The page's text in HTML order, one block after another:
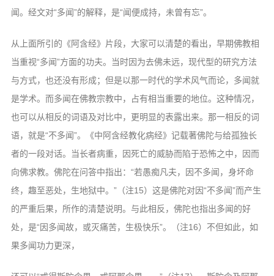
闻。经文对“多闻”的解释，是“闻便成持，未曾有忘”。
从上面所引的《阿含经》片段，大家可以清楚的看出，早期佛教相
当重视“多闻”方面的功夫。当时因为去佛未远，现代型的研究方法
与方式，也还没有形成；但是以那一时代的学术风气而论，多闻就
是学术。而多闻在佛教宗教中，占有相当重要的地位。这种情况，
也可以从相反的词语及对比中，更明显的表露出来。那一相反的词
语，就是“不多闻”。《中阿含经教化病经》记载著佛陀与给孤独长
者的一段对话。当长者病重，因死亡的威胁而陷于恐怖之中，因而
向佛求教。佛陀在问答中指出：“若愚痴凡夫，因不多闻，身坏命
终，趣至恶处，生地狱中。”（注15）这是佛陀对因“不多闻”而产生
的严重后果，所作的清楚说明。与此相反，佛陀也指出多闻的好
处，是“因多闻故，或灭痛苦，生极快乐”。（注16）不但如此，如
果多闻功力更深，